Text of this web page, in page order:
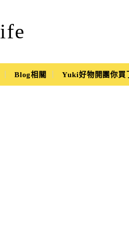
Blog相關 Yuki好物開團你買